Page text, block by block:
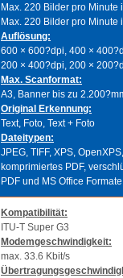
Max. 220 Bilder pro Minute
Max. 220 Bilder pro Minute
Auflösung:
600 × 600?dpi, 400 ×
200 × 400?dpi, 200 ×
Max. Scanformat:
A3, Banner bis zu
Original Erkennung:
Text, Foto, Text + Foto
Dateitypen:
JPEG, TIFF, XPS,
komprimiertes PDF,
PDF und MS Office
Kompatibilität:
ITU-T Super G3
Modemgeschwindigkeit:
max. 33.6 Kbit/s